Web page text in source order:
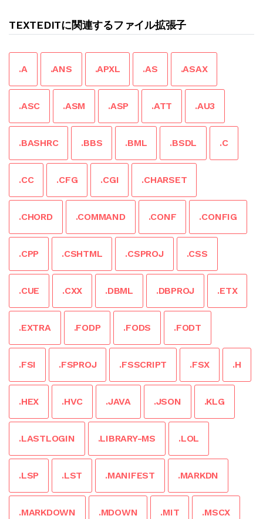
TEXTEDITに関連するファイル拡張子
.A .ANS .APXL .AS .ASAX
.ASC .ASM .ASP .ATT .AU3
.BASHRC .BBS .BML .BSDL .C
.CC .CFG .CGI .CHARSET
.CHORD .COMMAND .CONF .CONFIG
.CPP .CSHTML .CSPROJ .CSS
.CUE .CXX .DBML .DBPROJ .ETX
.EXTRA .FODP .FODS .FODT
.FSI .FSPROJ .FSSCRIPT .FSX .H
.HEX .HVC .JAVA .JSON .KLG
.LASTLOGIN .LIBRARY-MS .LOL
.LSP .LST .MANIFEST .MARKDN
.MARKDOWN .MDOWN .MIT .MSCX